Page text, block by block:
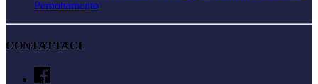
Pernottamento
CONTATTACI